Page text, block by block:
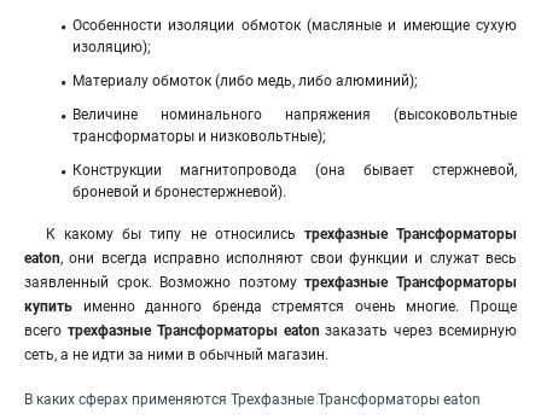
Особенности изоляции обмоток (масляные и имеющие сухую
изоляцию);
Материалу обмоток (либо медь, либо алюминий);
Величине номинального напряжения (высоковольтные
трансформаторы и низковольтные);
Конструкции магнитопровода (она бывает стержневой,
броневой и бронестержневой).
К какому бы типу не относились трехфазные Трансформаторы
eaton, они всегда исправно исполняют свои функции и служат весь
заявленный срок. Возможно поэтомутрехфазные Трансформаторы
купить
именно данного бренда стремятся очень многие. Проще
всего трехфазные Трансформаторы eaton заказать через всемирную
сеть, а не идти за ними в обычный магазин.
В каких сферах применяются Трехфазные Трансформаторы eaton